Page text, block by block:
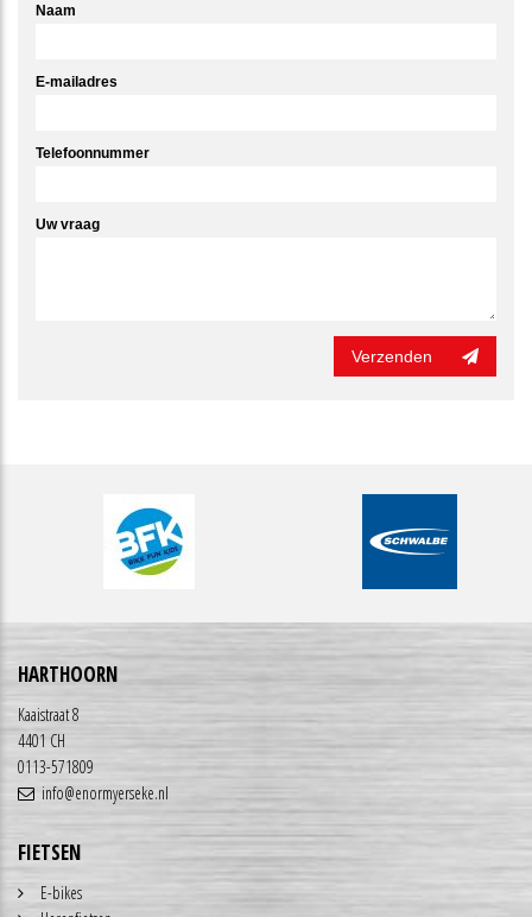
Naam
E-mailadres
Telefoonnummer
Uw vraag
Verzenden
HARTHOORN
Kaaistraat 8
4401 CH
0113-571809
info@enormyerseke.nl
FIETSEN
E-bikes